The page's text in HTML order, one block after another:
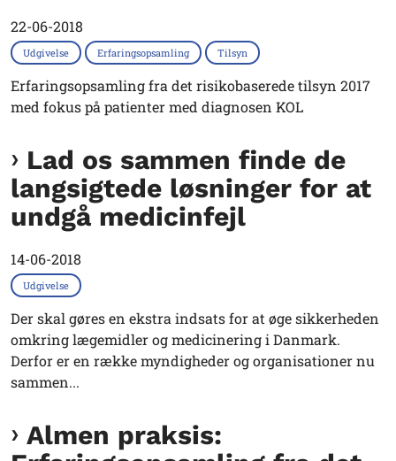
22-06-2018
Udgivelse Erfaringsopsamling Tilsyn
Erfaringsopsamling fra det risikobaserede tilsyn 2017
med fokus på patienter med diagnosen KOL
Lad os sammen finde de
langsigtede løsninger for at
undgå medicinfejl
14-06-2018
Udgivelse
Der skal gøres en ekstra indsats for at øge sikkerheden
omkring lægemidler og medicinering i Danmark.
Derfor er en række myndigheder og organisationer nu
sammen...
Almen praksis: